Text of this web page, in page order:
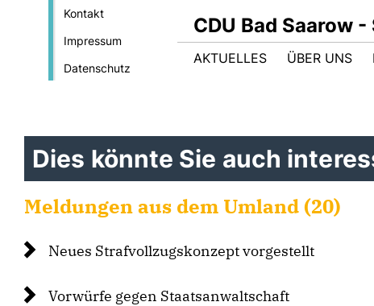
Kontakt
Impressum
Datenschutz
CDU Bad Saarow
AKTUELLES ÜBER UNS
Dies könnte Sie auch
Meldungen aus dem Umland (20)
Neues Strafvollzugskonzept vorgestellt
Vorwürfe gegen Staatsanwaltschaft